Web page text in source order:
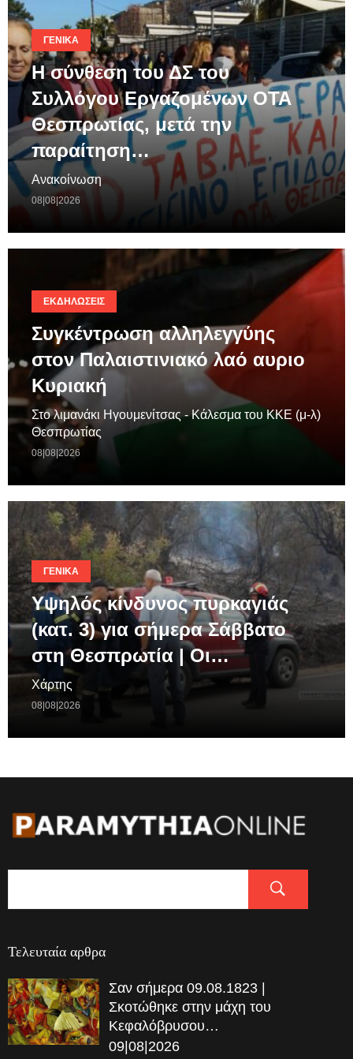
ΓΕΝΙΚΆ
Η σύνθεση του ΔΣ του
Συλλόγου Εργαζομένων ΟΤΑ
Θεσπρωτίας, μετά την
παραίτηση…
Ανακοίνωση
08|08|2026
ΕΚΔΗΛΏΣΕΙΣ
Συγκέντρωση αλληλεγγύης
στον Παλαιστινιακό λαό αυριο
Κυριακή
Στο λιμανάκι Ηγουμενίτσας - Κάλεσμα του ΚΚΕ (μ-λ)
Θεσπρωτίας
08|08|2026
ΓΕΝΙΚΆ
Υψηλός κίνδυνος πυρκαγιάς
(κατ. 3) για σήμερα Σάββατο
στη Θεσπρωτία | Οι…
Χάρτης
08|08|2026
Τελευταία αρθρα
Σαν σήμερα 09.08.1823 |
Σκοτώθηκε στην μάχη του
Κεφαλόβρυσου…
09|08|2026